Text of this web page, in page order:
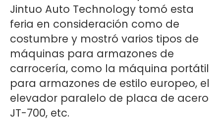
Jintuo Auto Technology tomó esta
feria en consideración como de
costumbre y mostró varios tipos de
máquinas para armazones de
carrocería, como la máquina portátil
para armazones de estilo europeo, el
elevador paralelo de placa de acero
JT-700, etc.